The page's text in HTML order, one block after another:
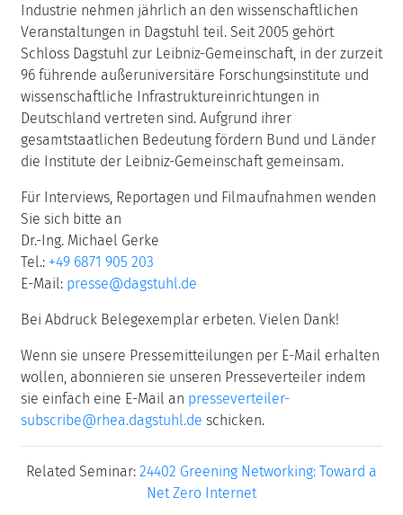
Industrie nehmen jährlich an den wissenschaftlichen
Veranstaltungen in Dagstuhl teil. Seit 2005 gehört
Schloss Dagstuhl zur Leibniz-Gemeinschaft, in der zurzeit
96 führende außeruniversitäre Forschungsinstitute und
wissenschaftliche Infrastruktureinrichtungen in
Deutschland vertreten sind. Aufgrund ihrer
gesamtstaatlichen Bedeutung fördern Bund und Länder
die Institute der Leibniz-Gemeinschaft gemeinsam.
Für Interviews, Reportagen und Filmaufnahmen wenden
Sie sich bitte an
Dr.-Ing. Michael Gerke
Tel.: +49 6871 905 203
E-Mail: presse@dagstuhl.de
Bei Abdruck Belegexemplar erbeten. Vielen Dank!
Wenn sie unsere Pressemitteilungen per E-Mail erhalten
wollen, abonnieren sie unseren Presseverteiler indem
sie einfach eine E-Mail an presseverteiler-
subscribe@rhea.dagstuhl.de schicken.
Related Seminar: 24402 Greening Networking: Toward a
Net Zero Internet